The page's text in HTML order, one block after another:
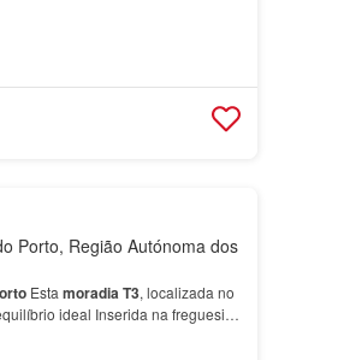
Porto, Região Autónoma dos
Esta moradiaT3, localizada no
ideal Inserida na freguesia